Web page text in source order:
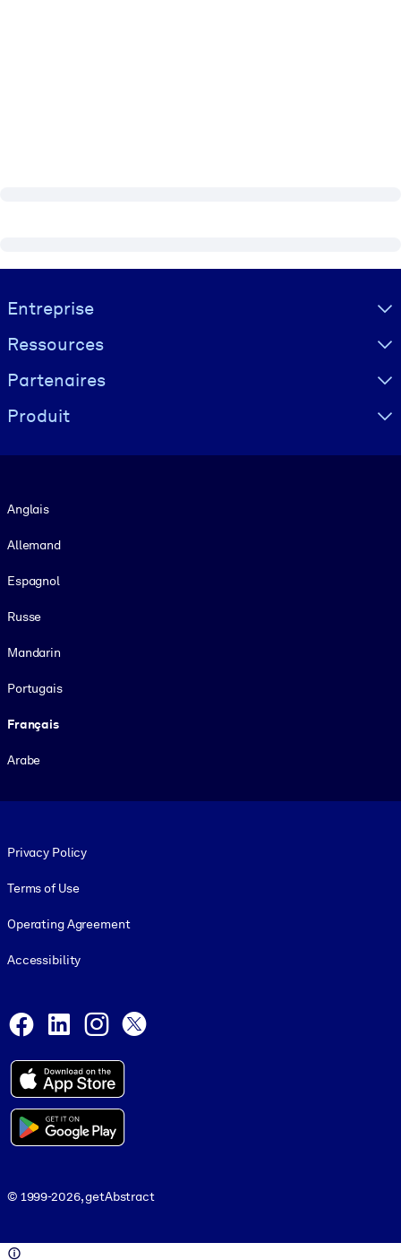
Visually hidden Text
Entreprise
Ressources
Partenaires
Produit
Anglais
Allemand
Espagnol
Russe
Mandarin
Portugais
Français
Arabe
Privacy Policy
Terms of Use
Operating Agreement
Accessibility
Facebook
LinkedInInstagram
© 1999-2026, getAbstract